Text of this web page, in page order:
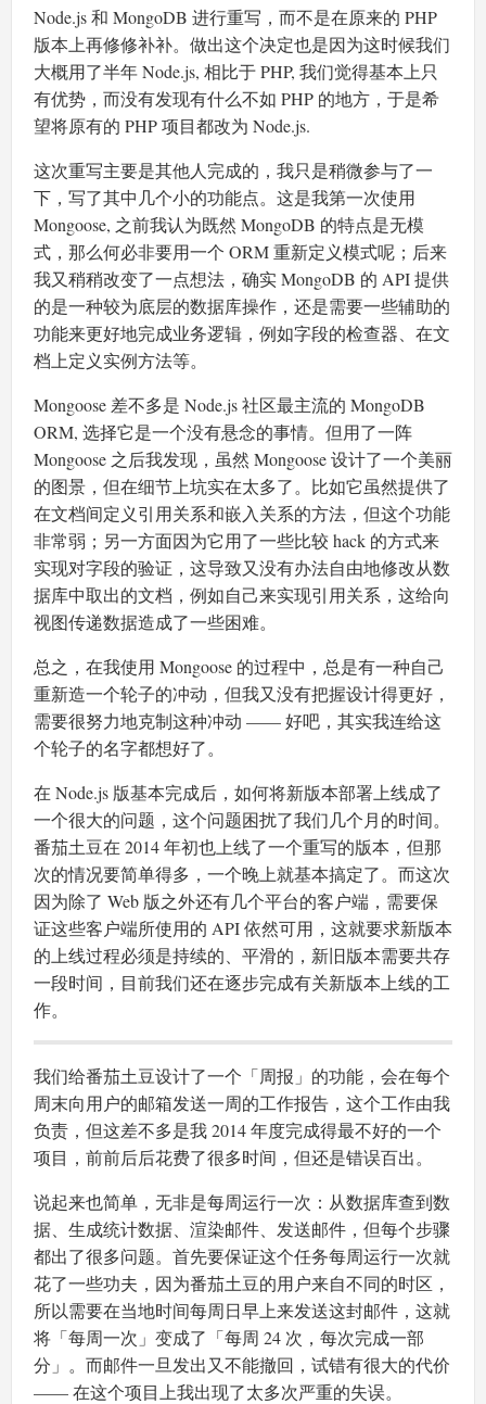
Node.js 和 MongoDB 进行重写，而不是在原来的 PHP
版本上再修修补补。做出这个决定也是因为这时候我们
大概用了半年 Node.js, 相比于 PHP, 我们觉得基本上只
有优势，而没有发现有什么不如 PHP 的地方，于是希
望将原有的 PHP 项目都改为 Node.js.
这次重写主要是其他人完成的，我只是稍微参与了一
下，写了其中几个小的功能点。这是我第一次使用
Mongoose, 之前我认为既然 MongoDB 的特点是无模
式，那么何必非要用一个 ORM 重新定义模式呢；后来
我又稍稍改变了一点想法，确实 MongoDB 的 API 提供
的是一种较为底层的数据库操作，还是需要一些辅助的
功能来更好地完成业务逻辑，例如字段的检查器、在文
档上定义实例方法等。
Mongoose 差不多是 Node.js 社区最主流的 MongoDB
ORM, 选择它是一个没有悬念的事情。但用了一阵
Mongoose 之后我发现，虽然 Mongoose 设计了一个美丽
的图景，但在细节上坑实在太多了。比如它虽然提供了
在文档间定义引用关系和嵌入关系的方法，但这个功能
非常弱；另一方面因为它用了一些比较 hack 的方式来
实现对字段的验证，这导致又没有办法自由地修改从数
据库中取出的文档，例如自己来实现引用关系，这给向
视图传递数据造成了一些困难。
总之，在我使用 Mongoose 的过程中，总是有一种自己
重新造一个轮子的冲动，但我又没有把握设计得更好，
需要很努力地克制这种冲动 —— 好吧，其实我连给这
个轮子的名字都想好了。
在 Node.js 版基本完成后，如何将新版本部署上线成了
一个很大的问题，这个问题困扰了我们几个月的时间。
番茄土豆在 2014 年初也上线了一个重写的版本，但那
次的情况要简单得多，一个晚上就基本搞定了。而这次
因为除了 Web 版之外还有几个平台的客户端，需要保
证这些客户端所使用的 API 依然可用，这就要求新版本
的上线过程必须是持续的、平滑的，新旧版本需要共存
一段时间，目前我们还在逐步完成有关新版本上线的工
作。
我们给番茄土豆设计了一个「周报」的功能，会在每个
周末向用户的邮箱发送一周的工作报告，这个工作由我
负责，但这差不多是我 2014 年度完成得最不好的一个
项目，前前后后花费了很多时间，但还是错误百出。
说起来也简单，无非是每周运行一次：从数据库查到数
据、生成统计数据、渲染邮件、发送邮件，但每个步骤
都出了很多问题。首先要保证这个任务每周运行一次就
花了一些功夫，因为番茄土豆的用户来自不同的时区，
所以需要在当地时间每周日早上来发送这封邮件，这就
将「每周一次」变成了「每周 24 次，每次完成一部
分」。而邮件一旦发出又不能撤回，试错有很大的代价
—— 在这个项目上我出现了太多次严重的失误。